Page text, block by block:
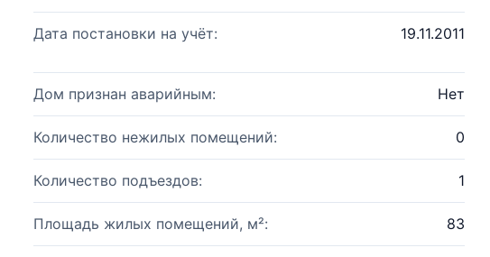
Дата постановки на учёт: 19.11.2011
Дом признан аварийным: Нет
Количество нежилых помещений: 0
Количество подъездов: 1
Площадь жилых помещений, м²: 83